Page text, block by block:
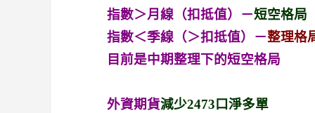
指數＞月線（扣抵值）－短空格局
指數＜季線（＞扣抵值）－整理格
目前是中期整理下的短空格局
外資期貨減少2473口淨多單